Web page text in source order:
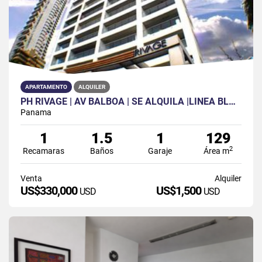
APARTAMENTO ALQUILER
PH RIVAGE | AV BALBOA | SE ALQUILA |LINEA BLACA | 1R | 1.5B |1P|
Panama
1
Recamaras
1.5
Baños
1
Garaje
129
Área m2
Venta
US$330,000 USD
Alquiler
US$1,500 USD